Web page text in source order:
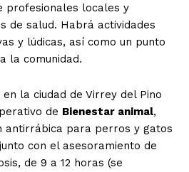
profesionales locales y
de salud. Habrá actividades
y lúdicas, así como un punto
la comunidad.
la ciudad de Virrey del Pino
de Bienestar animal,
antirrábica para perros y gatos
con el asesoramiento de
de 9 a 12 horas (se